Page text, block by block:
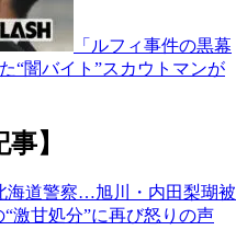
「ルフィ事件の黒幕
“闇バイト”スカウトマンが
】
海道警察…旭川・内田梨瑚被
激甘処分”に再び怒りの声